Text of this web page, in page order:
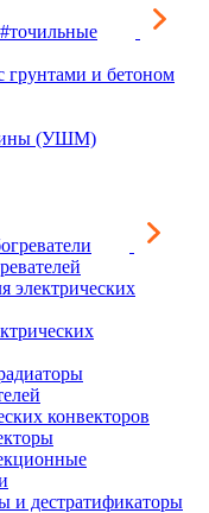
грунтами и бетоном
(УШМ)
электрических
конвекторов
и дестратификаторы